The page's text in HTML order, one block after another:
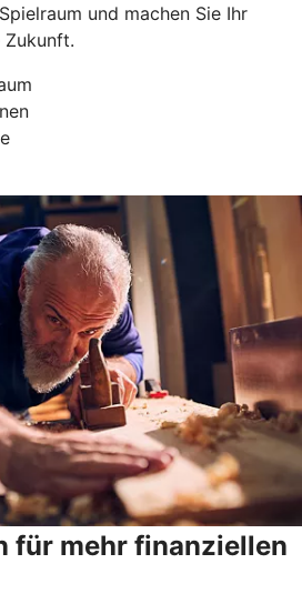
und machen Sie Ihr
für mehr finanziellen